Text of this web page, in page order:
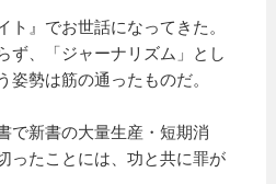
』でお世話になってきた。
ず、「ジャーナリズム」とし
勢は筋の通ったものだ。
で新書の大量生産・短期消
ったことには、功と共に罪が